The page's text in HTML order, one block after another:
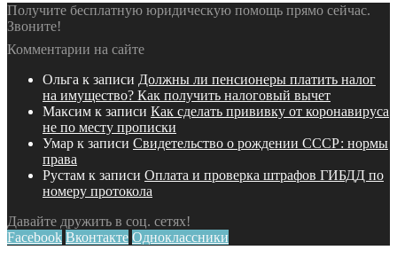
Получите бесплатную юридическую помощь прямо сейчас.
Звоните!
Комментарии на сайте
Ольга к записи Должны ли пенсионеры платить налог
на имущество? Как получить налоговый вычет
Максим к записи Как сделать прививку от коронавируса
не по месту прописки
Умар к записи Свидетельство о рождении СССР: нормы
права
Рустам к записи Оплата и проверка штрафов ГИБДД по
номеру протокола
Давайте дружить в соц. сетях!
Facebook Вконтакте Одноклассники